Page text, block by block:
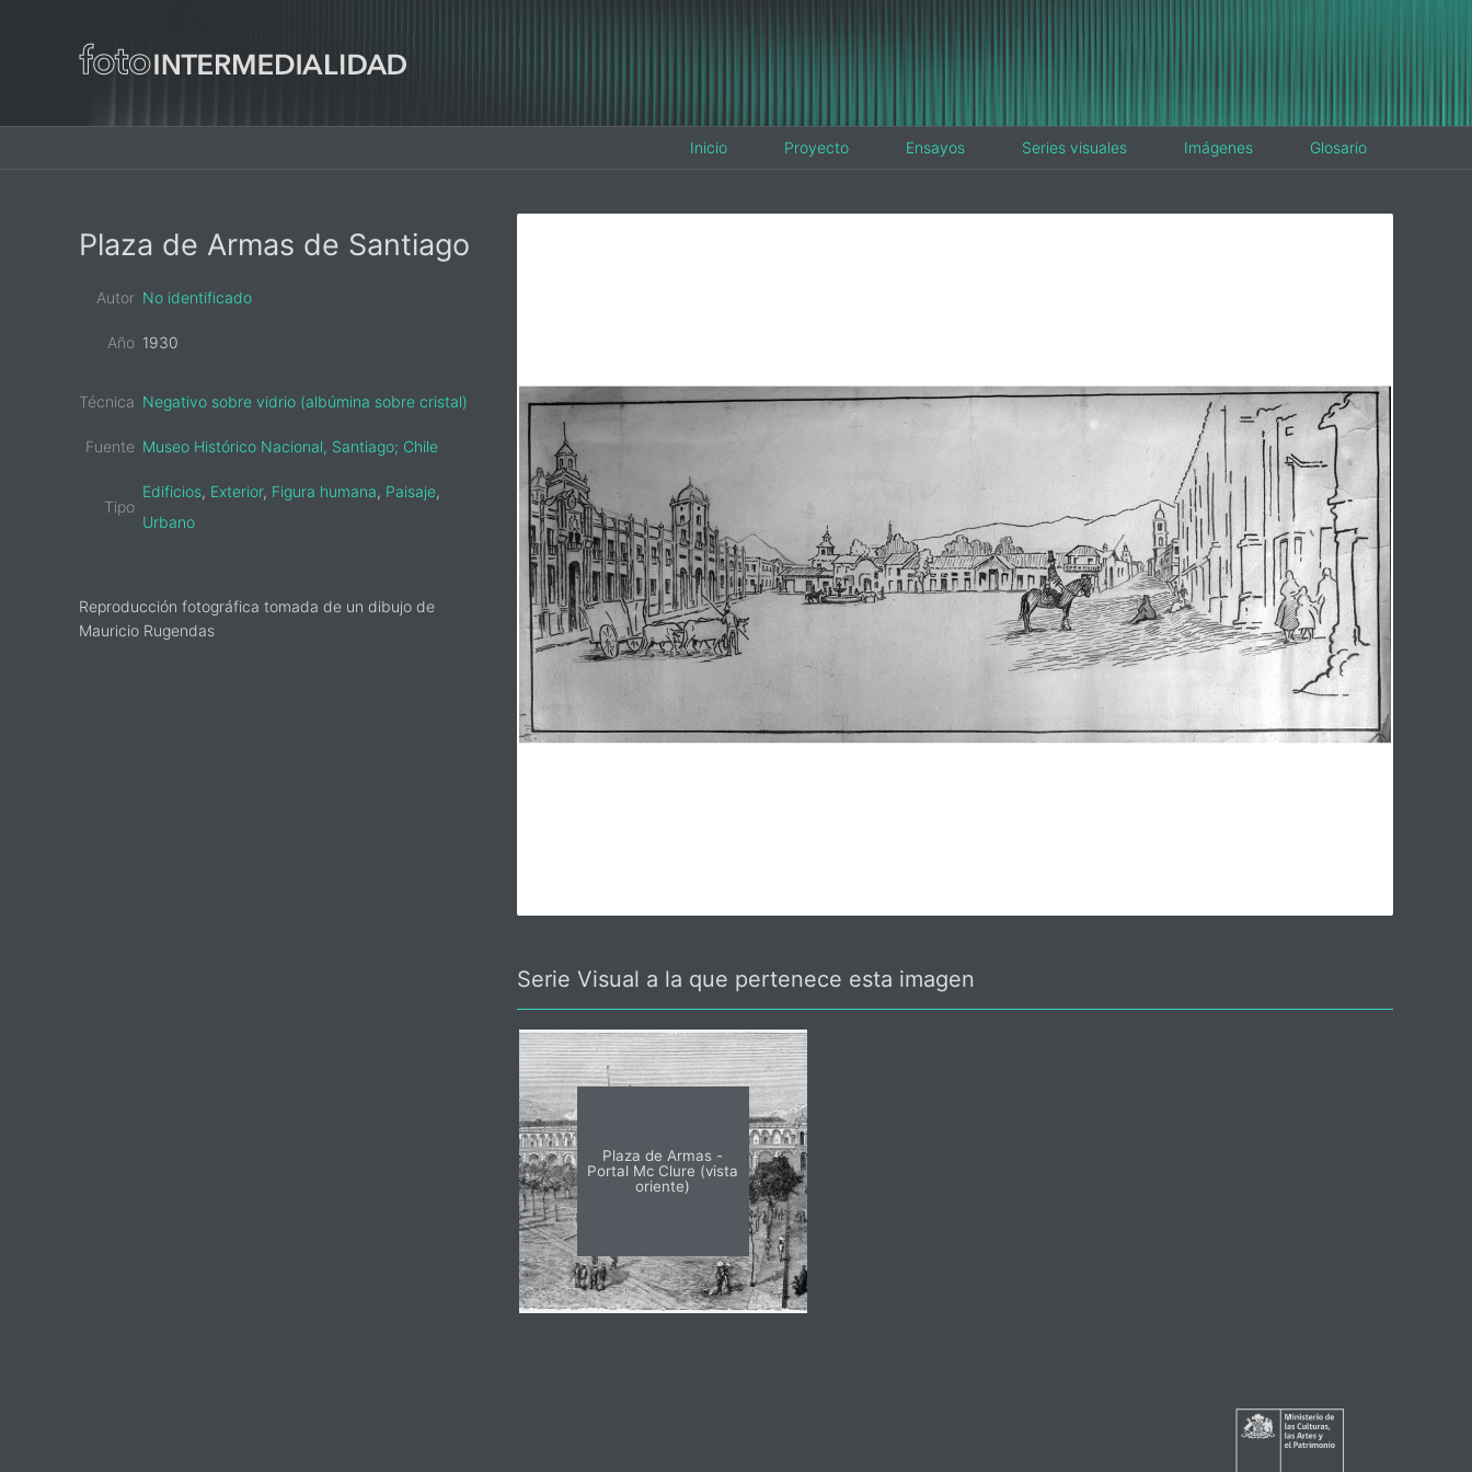
Inicio Proyecto Ensayos Series visuales Imágenes Glosario
Serie Visual a la que pertenece esta imagen
Plaza de Armas -
Portal Mc Clure (vista
oriente)
Primary
Plaza de Armas de Santiago
Autor No identificado
Año 1930
Técnica Negativo sobre vidrio (albúmina sobre cristal)
Fuente Museo Histórico Nacional, Santiago; Chile
Tipo
Edificios, Exterior, Figura humana, Paisaje,
Urbano
Reproducción fotográfica tomada de un dibujo de
Mauricio Rugendas